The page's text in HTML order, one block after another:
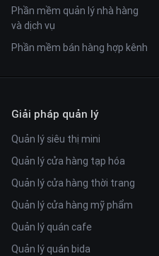
Phần mềm quản lý nhà hàng
và dịch vụ
Phần mềm bán hàng hợp kênh
Giải pháp quản lý
Quản lý siêu thị mini
Quản lý cửa hàng tạp hóa
Quản lý cửa hàng thời trang
Quản lý cửa hàng mỹ phẩm
Quản lý quán cafe
Quản lý quán bida